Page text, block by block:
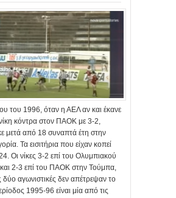
του 1996, όταν η ΑΕΛ αν και έκανε
κόντρα στον ΠΑΟΚ με 3-2,
μετά από 18 συναπτά έτη στην
Τα εισιτήρια που είχαν κοπεί
Οι νίκες 3-2 επί του Ολυμπιακού
2-3 επί του ΠΑΟΚ στην Τούμπα,
δύο αγωνιστικές δεν απέτρεψαν το
1995-96 είναι μία από τις